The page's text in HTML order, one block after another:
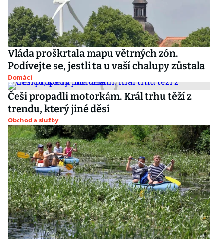
Vláda proškrtala mapu větrných zón.
Podívejte se, jestli ta u vaší chalupy zůstala
Domácí
Češi propadli motorkám. Král trhu těží z
trendu, který jiné děsí
Obchod a služby